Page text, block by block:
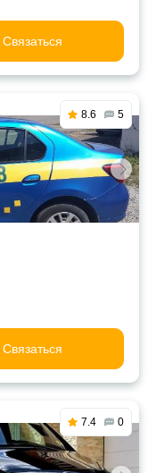
Связаться
8.6 5
Связаться
7.4 0